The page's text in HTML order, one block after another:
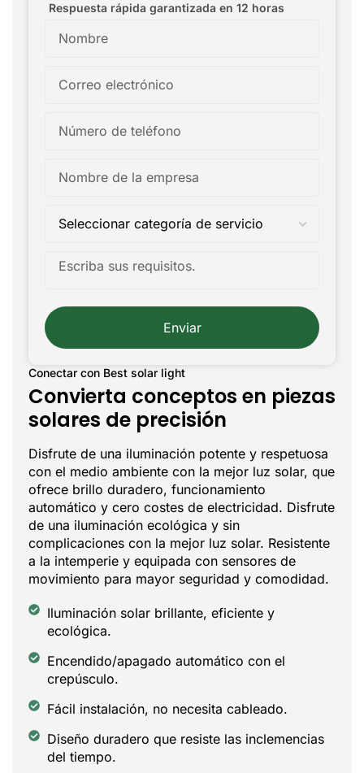
Conectar con Best solar light
Convierta conceptos en piezas
solares de precisión
Disfrute de una iluminación potente y respetuosa
con el medio ambiente con la mejor luz solar, que
ofrece brillo duradero, funcionamiento
automático y cero costes de electricidad. Disfrute
de una iluminación ecológica y sin
complicaciones con la mejor luz solar. Resistente
a la intemperie y equipada con sensores de
movimiento para mayor seguridad y comodidad.
Iluminación solar brillante, eficiente y
ecológica.
Encendido/apagado automático con el
crepúsculo.
Fácil instalación, no necesita cableado.
Diseño duradero que resiste las inclemencias
del tiempo.
Respuesta rápida garantizada en 12 horas
Enviar